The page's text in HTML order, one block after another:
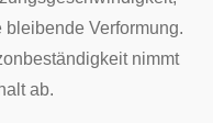
Verformung.
nimmt
ab.